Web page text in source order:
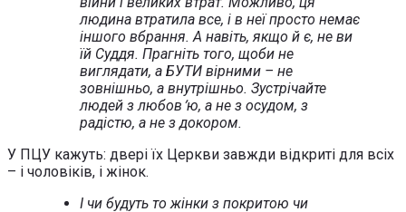
людина втратила все, і в неї просто немає
іншого вбрання. А навіть, якщо й є, не ви
їй Суддя. Прагніть того, щоби не
виглядати, а БУТИ вірними – не
зовнішньо, а внутрішньо. Зустрічайте
людей з любов՚ю, а не з осудом, з
радістю, а не з докором.
У ПЦУ кажуть: двері їх Церкви завжди відкриті для всіх
– і чоловіків, і жінок.
І чи будуть то жінки з покритою чи